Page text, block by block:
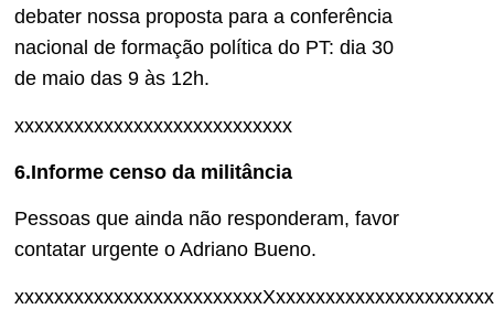
debater nossa proposta para a conferência
nacional de formação política do PT: dia 30
de maio das 9 às 12h.
xxxxxxxxxxxxxxxxxxxxxxxxxxxx
6.Informe censo da militância
Pessoas que ainda não responderam, favor
contatar urgente o Adriano Bueno.